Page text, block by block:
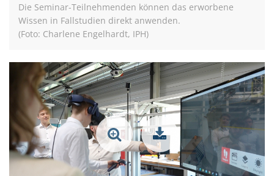
Die Seminar-Teilnehmenden können das erworbene
Wissen in Fallstudien direkt anwenden.
(Foto: Charlene Engelhardt, IPH)